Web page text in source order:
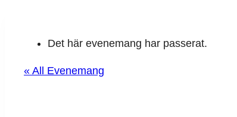
Det här evenemang har passerat.
« All Evenemang